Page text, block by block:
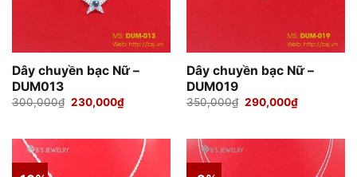
Dây chuyền bạc Nữ –
DUM013
300,000₫ Giá
230,000₫Giá
hiện
230,000₫.
Dây chuyền bạc Nữ –
DUM019
350,000₫ Giá
290,000₫Giá
hiện
290,000₫.